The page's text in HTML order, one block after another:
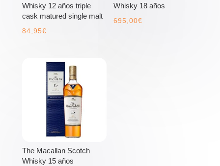
Whisky 12 años triple
cask matured single malt
84,95€
Whisky 18 años
695,00€
The Macallan Scotch
Whisky 15 años